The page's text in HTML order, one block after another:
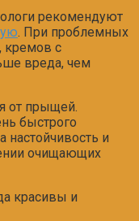
рекомендуют
. При проблемных
кремов с
вреда, чем
от прыщей.
быстрого
настойчивость и
очищающих
красивы и